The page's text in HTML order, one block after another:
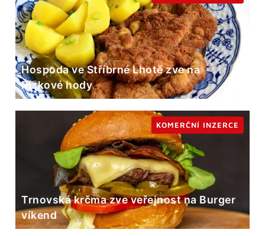
Hospoda ve Stříbrné Lhotě zve na
Řízkové hody
Trnovská krčma zve veřejnost na Burger
víkend
KOMERČNÍ INZERCE